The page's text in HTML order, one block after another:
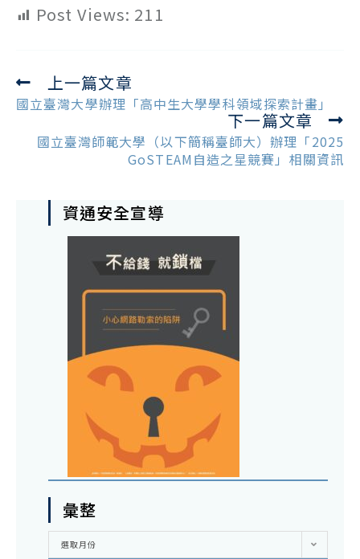
Post Views: 211
Read
more
上一篇文章
國立臺灣大學辦理「高中生大學學科領域探索計畫」
下一篇文章
國立臺灣師範大學（以下簡稱臺師大）辦理「2025
GoSTEAM自造之星競賽」相關資訊
資通安全宣導
彙整
彙
選取月份